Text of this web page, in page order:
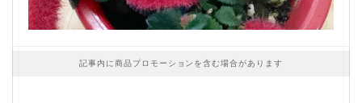
記事内に商品プロモーションを含む場合があります